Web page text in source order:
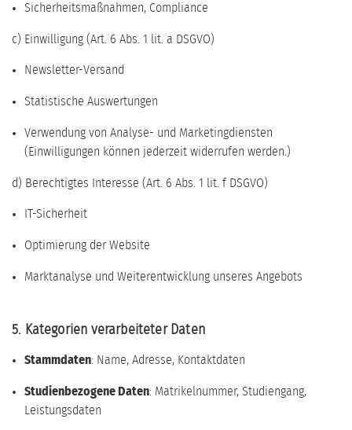
Sicherheitsmaßnahmen, Compliance
c) Einwilligung (Art. 6 Abs. 1 lit. a DSGVO)
Newsletter-Versand
Statistische Auswertungen
Verwendung von Analyse- und Marketingdiensten
(Einwilligungen können jederzeit widerrufen werden.)
d) Berechtigtes Interesse (Art. 6 Abs. 1 lit. f DSGVO)
IT-Sicherheit
Optimierung der Website
Marktanalyse und Weiterentwicklung unseres Angebots
5. Kategorien verarbeiteter Daten
Stammdaten: Name, Adresse, Kontaktdaten
Studienbezogene Daten: Matrikelnummer, Studiengang,
Leistungsdaten